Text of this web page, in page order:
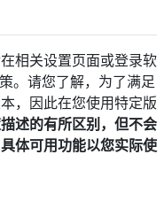
相关设置页面或登录软
。请您了解，为了满足
，因此在您使用特定版
述的有所区别，但不会
体可用功能以您实际使